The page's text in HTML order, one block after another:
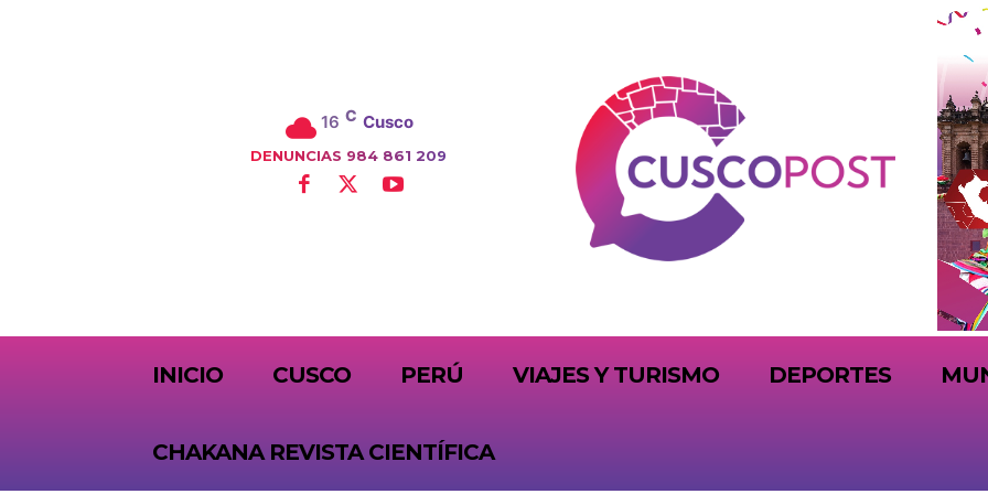
16 C Cusco
DENUNCIAS 984 861 209
INICIO CUSCO PERÚ VIAJES Y TURISMO DEPORTES
CHAKANA REVISTA CIENTÍFICA